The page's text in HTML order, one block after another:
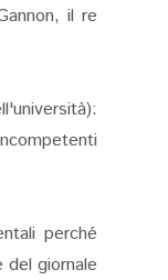
il re
perché
giornale